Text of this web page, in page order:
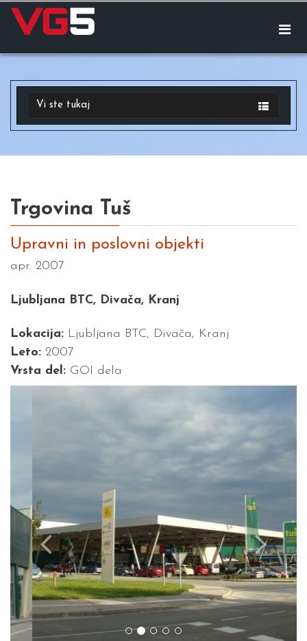
Vi ste tukaj
Trgovina Tuš
Upravni in poslovni objekti
apr. 2007
Ljubljana BTC, Divača, Kranj
Lokacija: Ljubljana BTC, Divača, Kranj
Leto: 2007
Vrsta del: GOI dela